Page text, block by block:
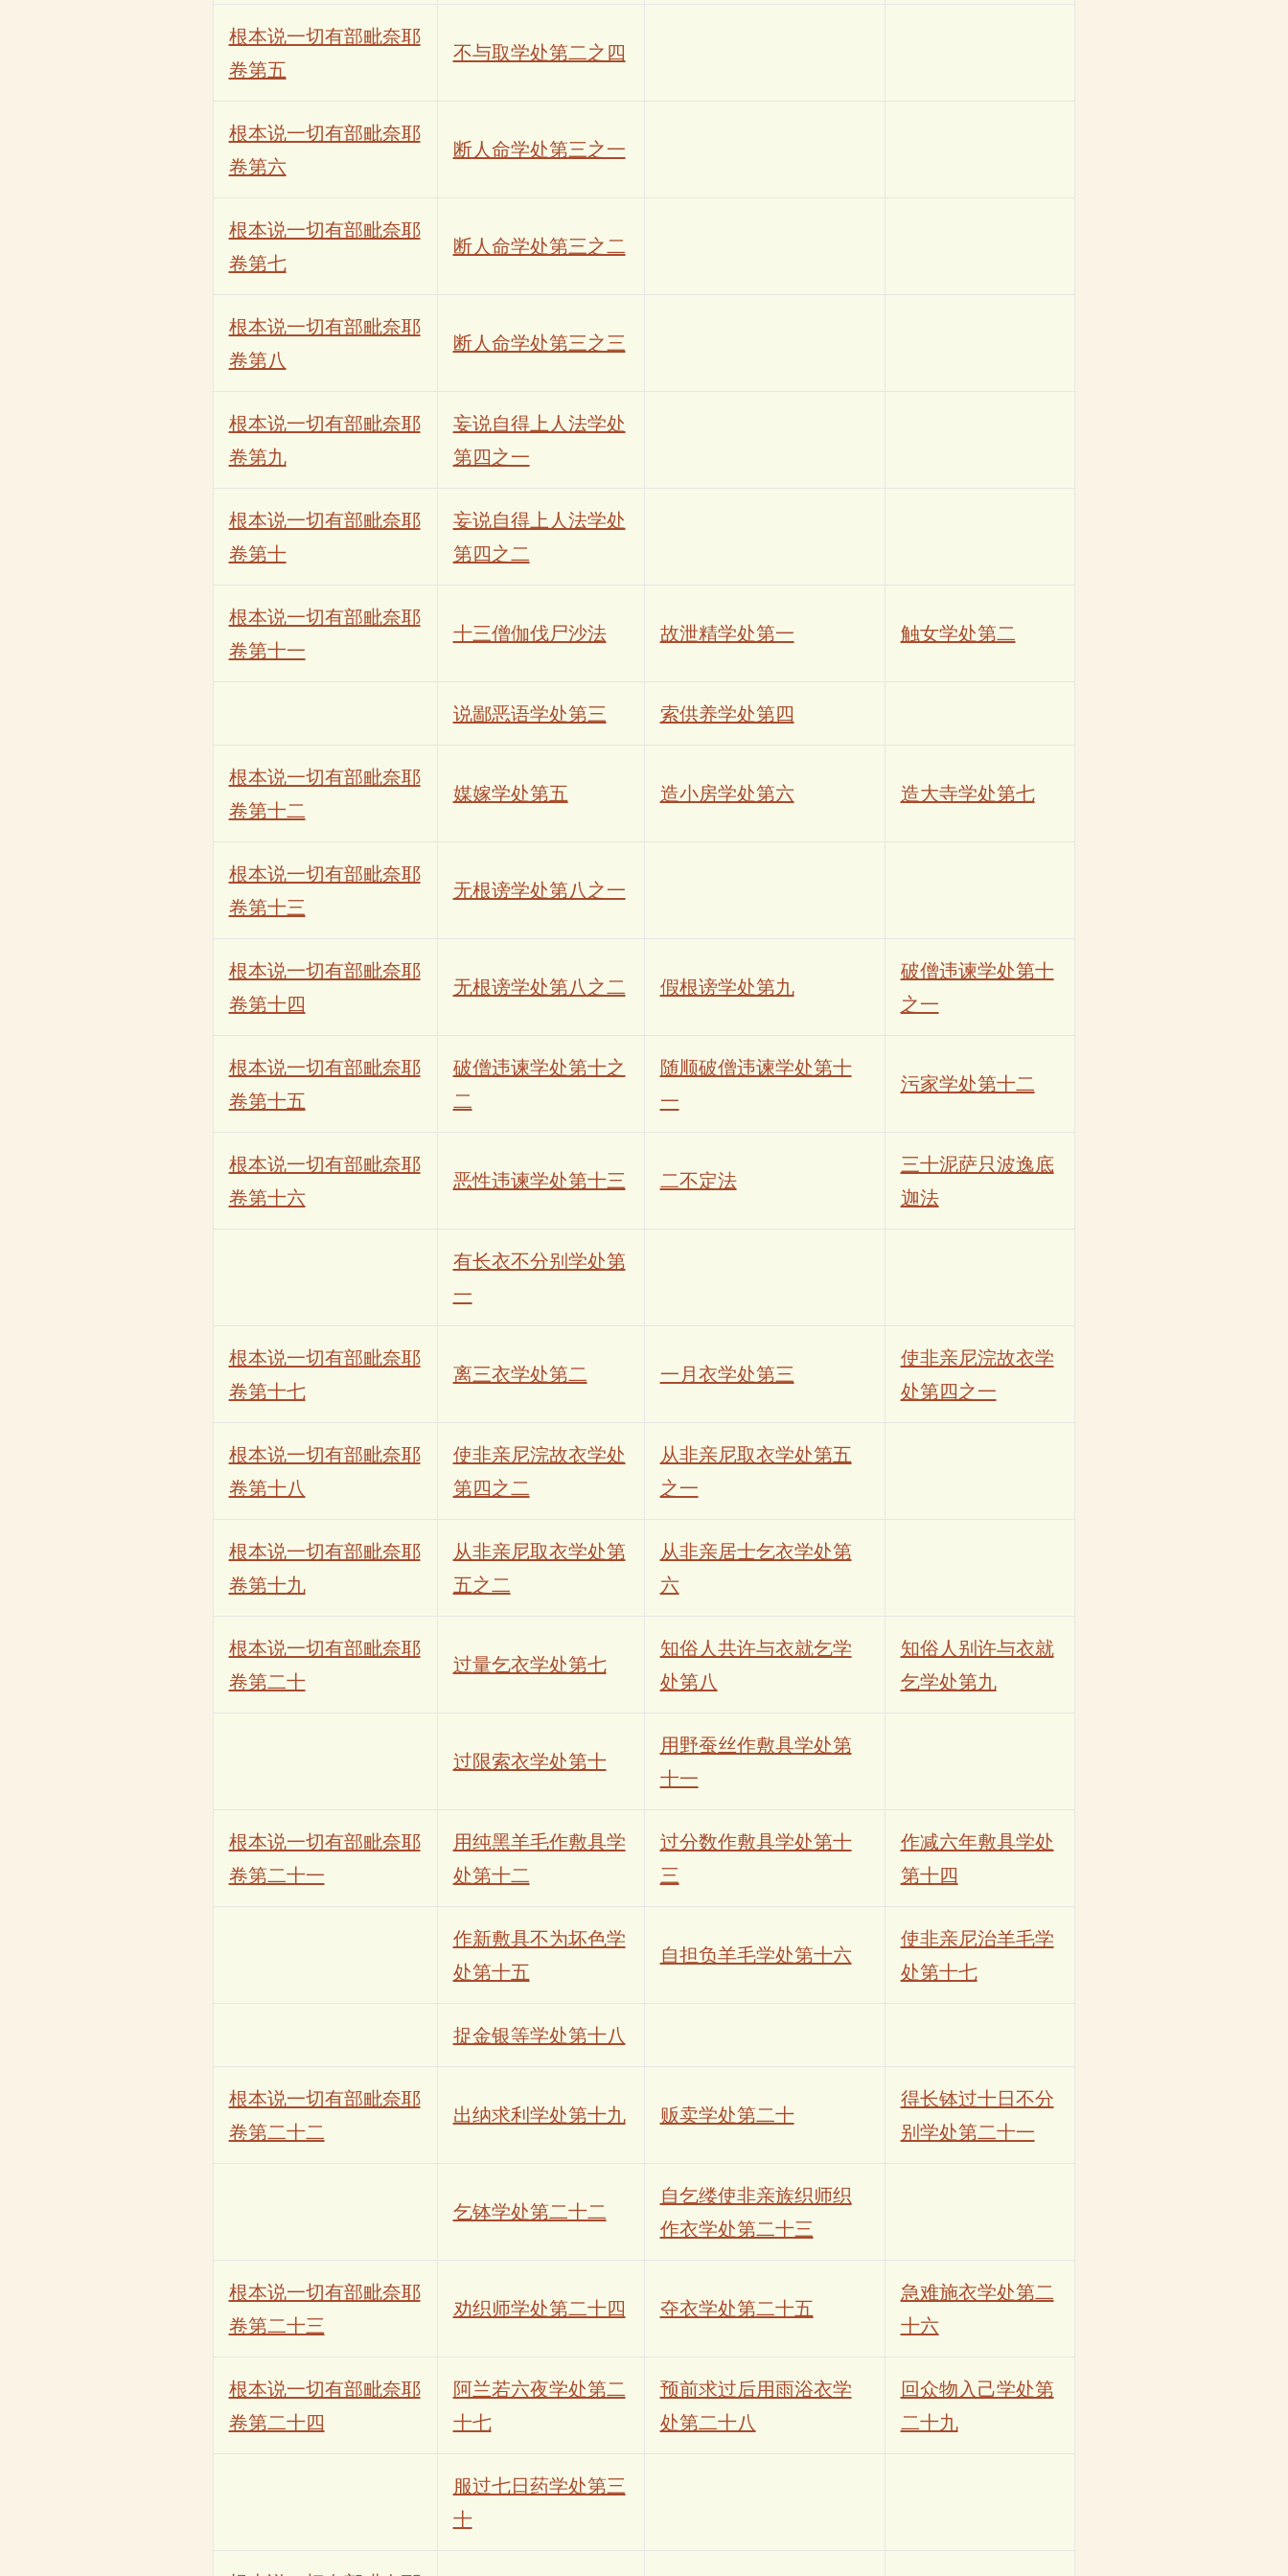
根本说一切有部毗奈耶
卷第五
不与取学处第二之四
根本说一切有部毗奈耶
卷第六
断人命学处第三之一
根本说一切有部毗奈耶
卷第七
断人命学处第三之二
根本说一切有部毗奈耶
卷第八
断人命学处第三之三
根本说一切有部毗奈耶
卷第九
妄说自得上人法学处
第四之一
根本说一切有部毗奈耶
卷第十
妄说自得上人法学处
第四之二
根本说一切有部毗奈耶
卷第十一
十三僧伽伐尸沙法 故泄精学处第一 触女学处第二
说鄙恶语学处第三 索供养学处第四
根本说一切有部毗奈耶
卷第十二
媒嫁学处第五 造小房学处第六 造大寺学处第七
根本说一切有部毗奈耶
卷第十三
无根谤学处第八之一
根本说一切有部毗奈耶
卷第十四
无根谤学处第八之二 假根谤学处第九
破僧违谏学处第十
之一
根本说一切有部毗奈耶
卷第十五
破僧违谏学处第十之
二
随顺破僧违谏学处第十
一
污家学处第十二
根本说一切有部毗奈耶
卷第十六
恶性违谏学处第十三 二不定法
三十泥萨只波逸底
迦法
有长衣不分别学处第
一
根本说一切有部毗奈耶
卷第十七
离三衣学处第二 一月衣学处第三
使非亲尼浣故衣学
处第四之一
根本说一切有部毗奈耶
卷第十八
使非亲尼浣故衣学处
第四之二
从非亲尼取衣学处第五
之一
根本说一切有部毗奈耶
卷第十九
从非亲尼取衣学处第
五之二
从非亲居士乞衣学处第
六
根本说一切有部毗奈耶
卷第二十
过量乞衣学处第七
知俗人共许与衣就乞学
处第八
知俗人别许与衣就
乞学处第九
过限索衣学处第十
用野蚕丝作敷具学处第
十一
根本说一切有部毗奈耶
卷第二十一
用纯黑羊毛作敷具学
处第十二
过分数作敷具学处第十
三
作减六年敷具学处
第十四
作新敷具不为坏色学
处第十五
自担负羊毛学处第十六
使非亲尼治羊毛学
处第十七
捉金银等学处第十八
根本说一切有部毗奈耶
卷第二十二
出纳求利学处第十九 贩卖学处第二十
得长钵过十日不分
别学处第二十一
乞钵学处第二十二
自乞缕使非亲族织师织
作衣学处第二十三
根本说一切有部毗奈耶
卷第二十三
劝织师学处第二十四 夺衣学处第二十五
急难施衣学处第二
十六
根本说一切有部毗奈耶
卷第二十四
阿兰若六夜学处第二
十七
预前求过后用雨浴衣学
处第二十八
回众物入己学处第
二十九
服过七日药学处第三
十